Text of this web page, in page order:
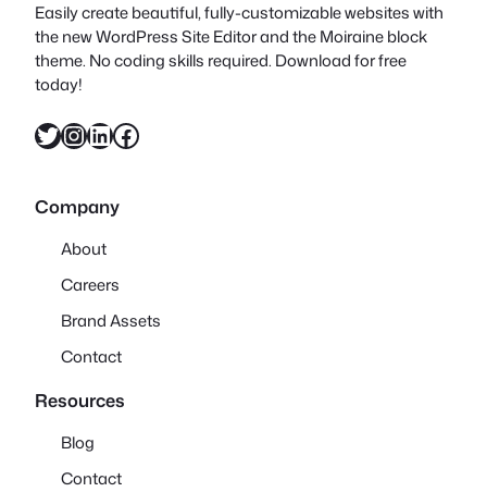
Easily create beautiful, fully-customizable websites with
the new WordPress Site Editor and the Moiraine block
theme. No coding skills required. Download for free
today!
X InstagramLinkedIn Facebook
Company
About
Careers
Brand Assets
Contact
Resources
Blog
Contact